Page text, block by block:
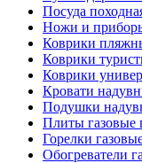
Посуда
Ножи и
Коврики
Коврики
Коврики
Кровати
Подушки
Плиты газовые
Горелки
Обогреватели